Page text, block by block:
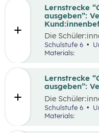
der Einkauf
der Speise. Im
Schätzungen
miteinander
beim Einkauf
Lernstrecke
ausgeben”:
Die
paarweise
den
Antworten der
auf einem
festgehalten
der Lehrkraft
Perspektive
Schulstufe 6
Materials:
Lernstrecke
ausgeben”:
Die
Interessen
Gemeinsam
Schulstufe 6
Materials: